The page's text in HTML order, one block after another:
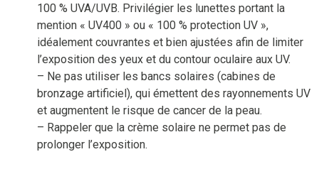
100 % UVA/UVB. Privilégier les lunettes portant la
mention « UV400 » ou « 100 % protection UV »,
idéalement couvrantes et bien ajustées afin de limiter
l’exposition des yeux et du contour oculaire aux UV.
– Ne pas utiliser les bancs solaires (cabines de
bronzage artificiel), qui émettent des rayonnements UV
et augmentent le risque de cancer de la peau.
– Rappeler que la crème solaire ne permet pas de
prolonger l’exposition.